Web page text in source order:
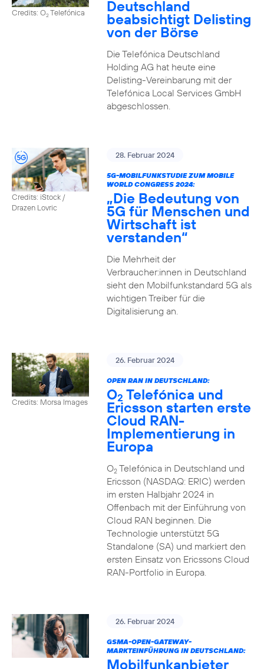
Credits: O2Telefónica Deutschland
beabsichtigt Delisting
von der Börse
Die Telefónica Deutschland
Holding AG hat heute eine
Delisting-Vereinbarung mit der
Telefónica Local Services GmbH
abgeschlossen.
Credits: iStock /
Drazen Lovric
28. Februar 2024
5G-MOBILFUNKSTUDIE ZUM MOBILE
WORLD CONGRESS 2024:
„Die Bedeutung von
5G für Menschen und
Wirtschaft ist
verstanden“
Die Mehrheit der
Verbraucher:innen in Deutschland
sieht den Mobilfunkstandard 5G als
wichtigen Treiber für die
Digitalisierung an.
Credits: Morsa Images
26. Februar 2024
OPEN RAN IN DEUTSCHLAND:
O2 Telefónica und
Ericsson starten erste
Cloud RAN-
Implementierung in
Europa
O2Telefónica in Deutschland und
Ericsson (NASDAQ: ERIC) werden
im ersten Halbjahr 2024 in
Offenbach mit der Einführung von
Cloud RAN beginnen. Die
Technologie unterstützt 5G
Standalone (SA) und markiert den
ersten Einsatz von Ericssons Cloud
RAN-Portfolio in Europa.
26. Februar 2024
GSMA-OPEN-GATEWAY-
MARKTEINFÜHRUNG IN DEUTSCHLAND:
Mobilfunkanbieter